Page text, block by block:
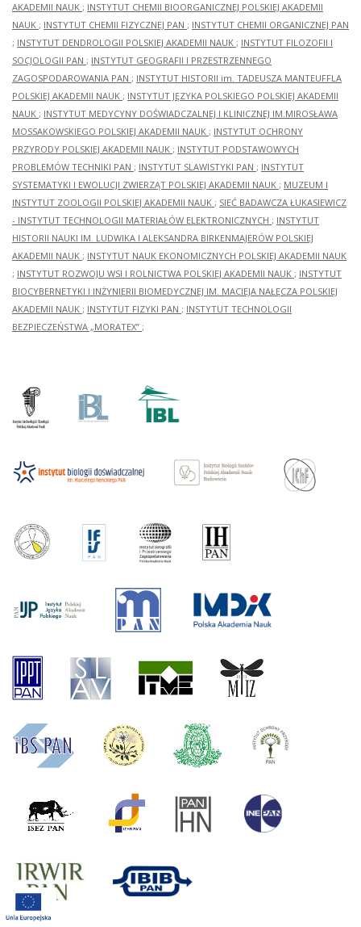
AKADEMII NAUK ; INSTYTUT CHEMII BIOORGANICZNEJ POLSKIEJ AKADEMII
NAUK ; INSTYTUT CHEMII FIZYCZNEJ PAN ; INSTYTUT CHEMII ORGANICZNEJ PAN
; INSTYTUT DENDROLOGII POLSKIEJ AKADEMII NAUK ; INSTYTUT FILOZOFII I
SOCJOLOGII PAN ; INSTYTUT GEOGRAFII I PRZESTRZENNEGO
ZAGOSPODAROWANIA PAN ; INSTYTUT HISTORII im. TADEUSZA MANTEUFFLA
POLSKIEJ AKADEMII NAUK ; INSTYTUT JĘZYKA POLSKIEGO POLSKIEJ AKADEMII
NAUK ; INSTYTUT MEDYCYNY DOŚWIADCZALNEJ I KLINICZNEJ IM.MIROSŁAWA
MOSSAKOWSKIEGO POLSKIEJ AKADEMII NAUK ; INSTYTUT OCHRONY
PRZYRODY POLSKIEJ AKADEMII NAUK ; INSTYTUT PODSTAWOWYCH
PROBLEMÓW TECHNIKI PAN ; INSTYTUT SLAWISTYKI PAN ; INSTYTUT
SYSTEMATYKI I EWOLUCJI ZWIERZĄT POLSKIEJ AKADEMII NAUK ; MUZEUM I
INSTYTUT ZOOLOGII POLSKIEJ AKADEMII NAUK ; SIEĆ BADAWCZA ŁUKASIEWICZ
- INSTYTUT TECHNOLOGII MATERIAŁÓW ELEKTRONICZNYCH ; INSTYTUT
HISTORII NAUKI IM. LUDWIKA I ALEKSANDRA BIRKENMAJERÓW POLSKIEJ
AKADEMII NAUK ; INSTYTUT NAUK EKONOMICZNYCH POLSKIEJ AKADEMII NAUK
; INSTYTUT ROZWOJU WSI I ROLNICTWA POLSKIEJ AKADEMII NAUK ; INSTYTUT
BIOCYBERNETYKI I INŻYNIERII BIOMEDYCZNEJ IM. MACIEJA NAŁĘCZA POLSKIEJ
AKADEMII NAUK ; INSTYTUT FIZYKI PAN ; INSTYTUT TECHNOLOGII
BEZPIECZEŃSTWA „MORATEX” ;